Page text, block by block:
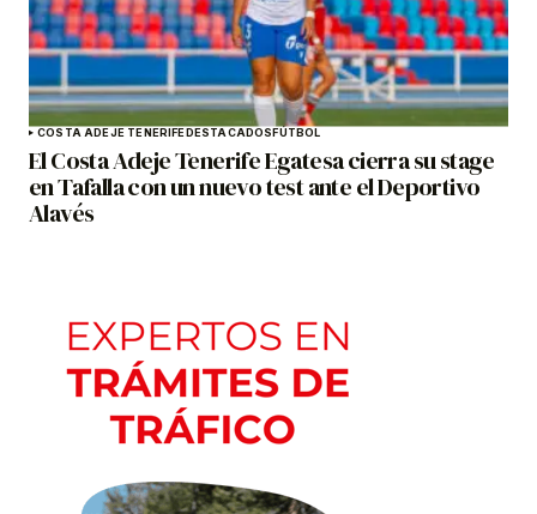
COSTA ADEJE TENERIFEDESTACADOSFÚTBOL
El Costa Adeje Tenerife Egatesa cierra su stage
en Tafalla con un nuevo test ante el Deportivo
Alavés